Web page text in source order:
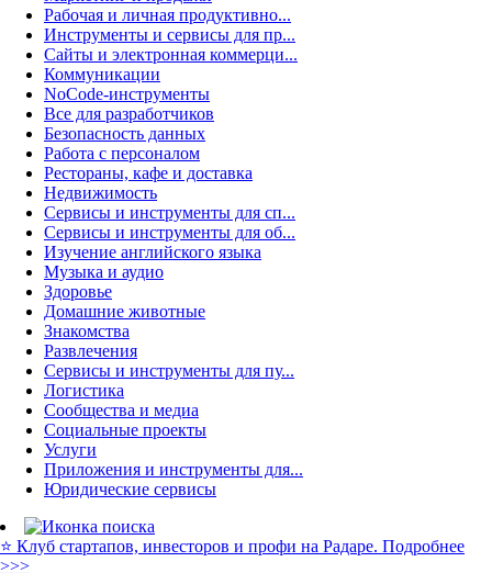
Рабочая и личная продуктивно...
Инструменты и сервисы для пр...
Сайты и электронная коммерци...
Коммуникации
NoCode-инструменты
Все для разработчиков
Безопасность данных
Работа с персоналом
Рестораны, кафе и доставка
Недвижимость
Сервисы и инструменты для сп...
Сервисы и инструменты для об...
Изучение английского языка
Музыка и аудио
Здоровье
Домашние животные
Знакомства
Развлечения
Сервисы и инструменты для пу...
Логистика
Сообщества и медиа
Социальные проекты
Услуги
Приложения и инструменты для...
Юридические сервисы
⭐️ Клуб стартапов, инвесторов и профи на Радаре. Подробнее
>>>